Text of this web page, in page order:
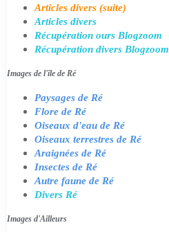
Articles divers (suite)
Articles divers
Récupération ours Blogzoom
Récupération divers Blogzoom
Images de l'île de Ré
Paysages de Ré
Flore de Ré
Oiseaux d'eau de Ré
Oiseaux terrestres de Ré
Araignées de Ré
Insectes de Ré
Autre faune de Ré
Divers Ré
Images d'Ailleurs